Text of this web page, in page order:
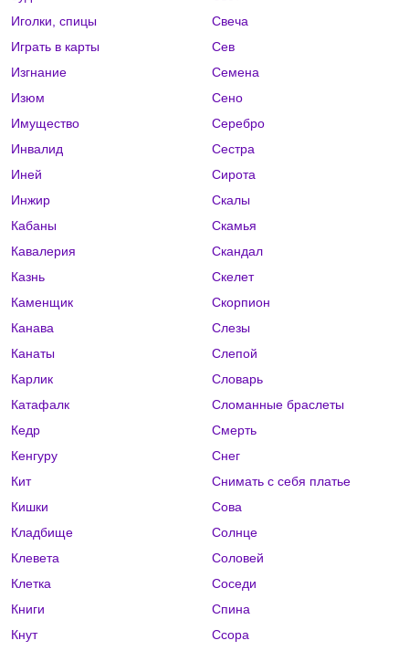
Иголки, спицы
Играть в карты
Изгнание
Изюм
Имущество
Инвалид
Иней
Инжир
Кабаны
Кавалерия
Казнь
Каменщик
Канава
Канаты
Карлик
Катафалк
Кедр
Кенгуру
Кит
Кишки
Кладбище
Клевета
Клетка
Книги
Кнут
Свеча
Сев
Семена
Сено
Серебро
Сестра
Сирота
Скалы
Скамья
Скандал
Скелет
Скорпион
Слезы
Слепой
Словарь
Сломанные браслеты
Смерть
Снег
Снимать с себя платье
Сова
Солнце
Соловей
Соседи
Спина
Ссора